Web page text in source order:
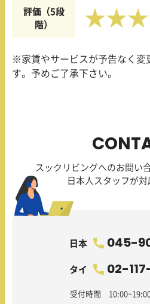
評価（5段
階）
※家賃やサービスが予告なく変
す。予めご了承下さい。
スックリビングへのお問い
日本人スタッフが対
日本 045-
タイ 02-
受付時間 10:00~19:00